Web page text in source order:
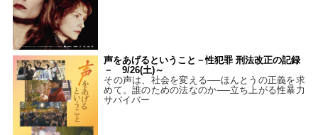
声をあげるということ－性犯罪 刑法改正の記録
－ 9/26(土)～
その声は、社会を変える──ほんとうの正義を求
めて。誰のための法なのか──立ち上がる性暴力
サバイバー